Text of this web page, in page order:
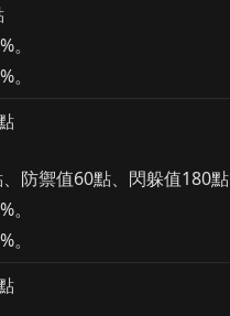
防禦值60點、閃躲值180點